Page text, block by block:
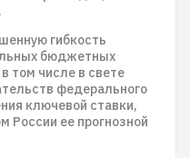
гибкость
бюджетных
том числе в свете
федерального
ключевой ставки,
России ее прогнозной